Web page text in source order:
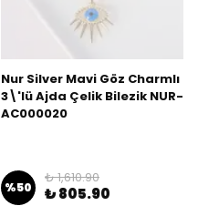
Nur Silver Mavi Göz Charmlı
3\'lü Ajda Çelik Bilezik NUR-
AC000020
%50
₺ 1,610.90
₺ 805.90